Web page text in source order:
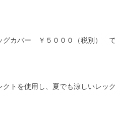
カバー ￥５０００（税別） で
トを使用し、夏でも涼しいレッグ